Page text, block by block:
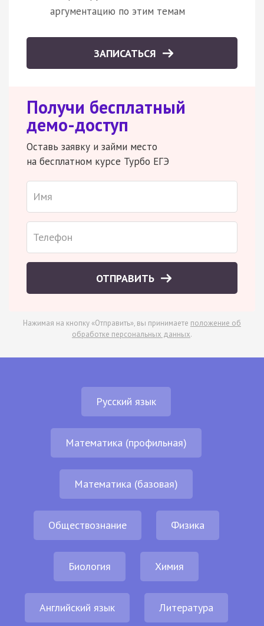
аргументацию по этим темам
ЗАПИСАТЬСЯ
Получи бесплатный
демо-доступ
Оставь заявку и займи место
на бесплатном курсе Турбо ЕГЭ
ОТПРАВИТЬ
Нажимая на кнопку «Отправить», вы принимаете положение об
обработке персональных данных.
Русский язык
Математика (профильная)
Математика (базовая)
Обществознание Физика
Биология Химия
Английский язык Литература